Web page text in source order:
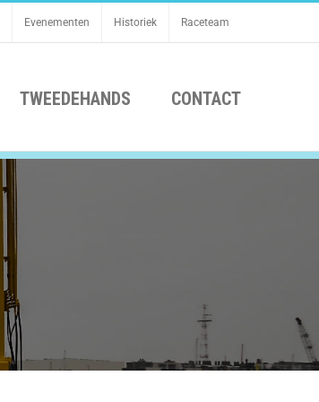
Evenementen Historiek Raceteam
TWEEDEHANDS CONTACT